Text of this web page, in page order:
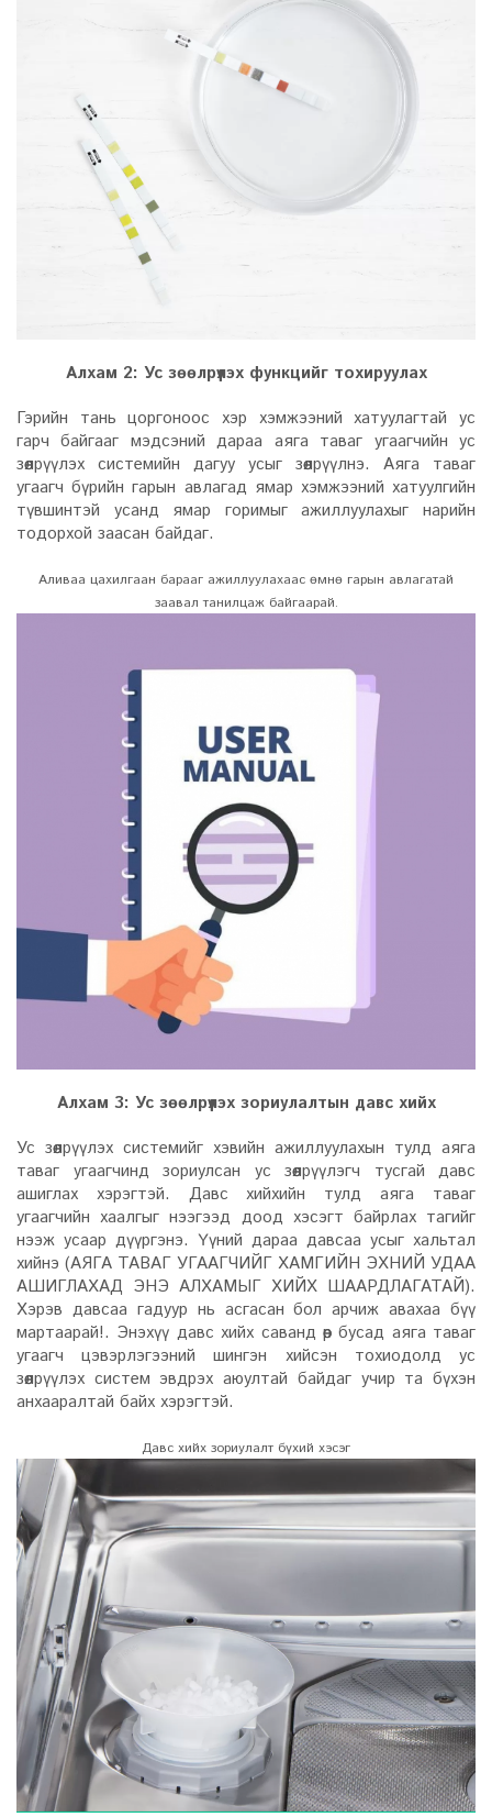
Алхам 2: Ус зөөлрүүлэх функцийг тохируулах
Гэрийн тань цоргоноос хэр хэмжээний хатуулагтай ус
гарч байгааг мэдсэний дараа аяга таваг угаагчийн ус
зөөлрүүлэх системийн дагуу усыг зөөлрүүлнэ. Аяга таваг
угаагч бүрийн гарын авлагад ямар хэмжээний хатуулгийн
түвшинтэй усанд ямар горимыг ажиллуулахыг нарийн
тодорхой заасан байдаг.
Аливаа цахилгаан барааг ажиллуулахаас өмнө гарын авлагатай
заавал танилцаж байгаарай.
Алхам 3: Ус зөөлрүүлэх зориулалтын давс хийх
Ус зөөлрүүлэх системийг хэвийн ажиллуулахын тулд аяга
таваг угаагчинд зориулсан ус зөөлрүүлэгч тусгай давс
ашиглах хэрэгтэй. Давс хийхийн тулд аяга таваг
угаагчийн хаалгыг нээгээд доод хэсэгт байрлах тагийг
нээж усаар дүүргэнэ. Үүний дараа давсаа усыг хальтал
хийнэ (АЯГА ТАВАГ УГААГЧИЙГ ХАМГИЙН ЭХНИЙ УДАА
АШИГЛАХАД ЭНЭ АЛХАМЫГ ХИЙХ ШААРДЛАГАТАЙ).
Хэрэв давсаа гадуур нь асгасан бол арчиж авахаа бүү
мартаарай!. Энэхүү давс хийх саванд өөр бусад аяга таваг
угаагч цэвэрлэгээний шингэн хийсэн тохиодолд ус
зөөлрүүлэх систем эвдрэх аюултай байдаг учир та бүхэн
анхааралтай байх хэрэгтэй.
Давс хийх зориулалт бүхий хэсэг